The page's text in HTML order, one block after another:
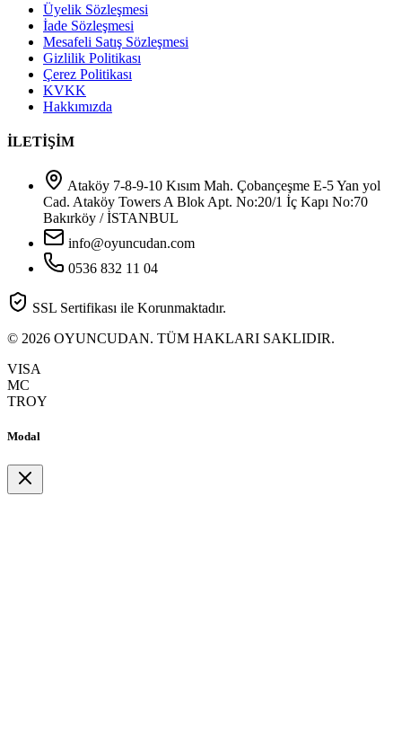
Üyelik Sözleşmesi
İade Sözleşmesi
Mesafeli Satış Sözleşmesi
Gizlilik Politikası
Çerez Politikası
KVKK
Hakkımızda
İLETİŞİM
Ataköy 7-8-9-10 Kısım Mah. Çobançeşme E-5 Yan yol
Cad. Ataköy Towers A Blok Apt. No:20/1 İç Kapı No:70
Bakırköy / İSTANBUL
info@oyuncudan.com
0536 832 11 04
SSL Sertifikası ile Korunmaktadır.
© 2026 OYUNCUDAN. TÜM HAKLARI SAKLIDIR.
VISA
MC
TROY
Modal